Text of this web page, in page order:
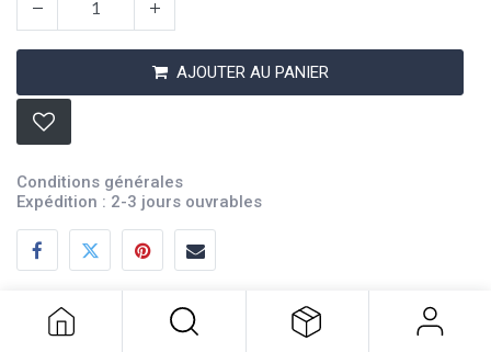
AJOUTER AU PANIER
Conditions générales
Expédition : 2-3 jours ouvrables
Description
Flax Packing 1/4x24
8,99$